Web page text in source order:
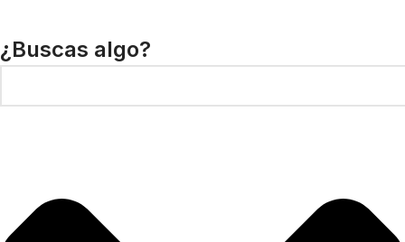
¿Buscas algo?